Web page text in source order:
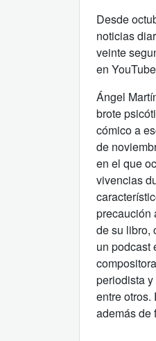
Desde
noticias
veinte
en
Ángel
brote
cómico a
de
en el que
vivencias
precaución
de su libro,
un podcast
periodista
entre
además de